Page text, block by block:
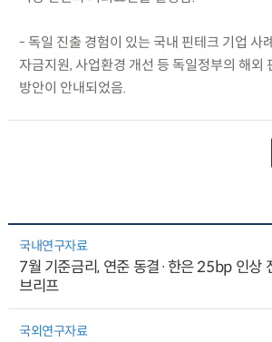
- 독일 진출 경험이 있는 국내 핀테크 기업 사
자금지원, 사업환경 개선 등 독일정부의 해외
방안이 안내되었음.
국내연구자료
7월 기준금리, 연준 동결·한은 25bp 인상
브리프
국외연구자료